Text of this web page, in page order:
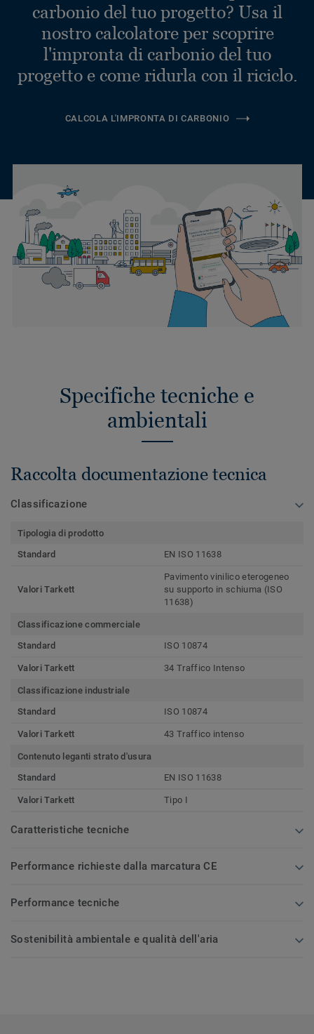
carbonio del tuo progetto? Usa il
nostro calcolatore per scoprire
l'impronta di carbonio del tuo
progetto e come ridurla con il riciclo.
CALCOLA L'IMPRONTA DI CARBONIO
Specifiche tecniche e
ambientali
Raccolta documentazione tecnica
Classificazione
Tipologia di prodotto
Standard
EN ISO 11638
Valori Tarkett
Pavimento vinilico eterogeneo
su supporto in schiuma (ISO
11638)
Classificazione commerciale
Standard
ISO 10874
Valori Tarkett 34 Traffico Intenso
Classificazione industriale
Standard
ISO 10874
Valori Tarkett 43 Traffico intenso
Contenuto leganti strato d'usura
Standard
EN ISO 11638
Valori Tarkett Tipo I
Caratteristiche tecniche
Performance richieste dalla marcatura CE
Performance tecniche
Sostenibilità ambientale e qualità dell'aria